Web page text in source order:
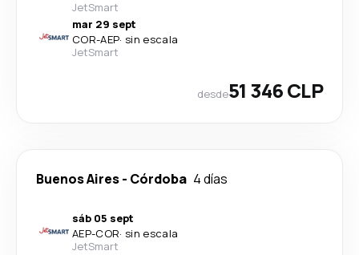
JetSmart
mar 29 sept
COR-AEP· sin escala
JetSmart
desde51 346 CLP
Buenos Aires- Córdoba 4 días
sáb 05 sept
AEP-COR· sin escala
JetSmart